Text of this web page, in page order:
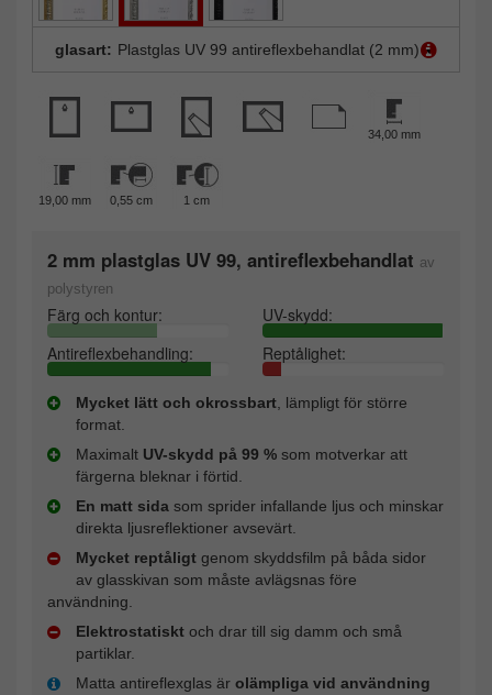
glasart: Plastglas UV 99 antireflexbehandlat (2 mm)
34,00 mm
19,00 mm 0,55 cm 1 cm
2 mm plastglas UV 99, antireflexbehandlat av
polystyren
Färg och kontur:
UV-skydd:
Antireflexbehandling:
Reptålighet:
Mycket lätt och okrossbart, lämpligt för större
format.
Maximalt UV-skydd på 99 % som motverkar att
färgerna bleknar i förtid.
En matt sida som sprider infallande ljus och minskar
direkta ljusreflektioner avsevärt.
Mycket reptåligt genom skyddsfilm på båda sidor
av glasskivan som måste avlägsnas före
användning.
Elektrostatiskt och drar till sig damm och små
partiklar.
Matta antireflexglas är olämpliga vid användning